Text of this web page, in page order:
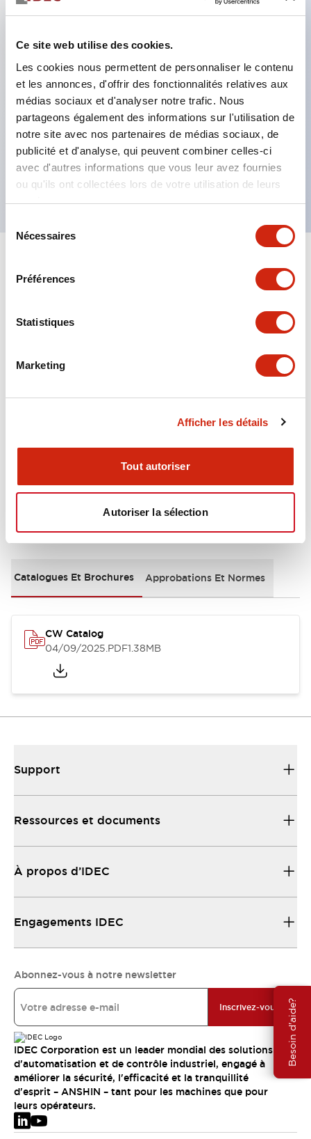
Ce site web utilise des cookies.
Les cookies nous permettent de personnaliser le contenu
et les annonces, d'offrir des fonctionnalités relatives aux
médias sociaux et d'analyser notre trafic. Nous
partageons également des informations sur l'utilisation de
notre site avec nos partenaires de médias sociaux, de
publicité et d'analyse, qui peuvent combiner celles-ci
avec d'autres informations que vous leur avez fournies
ou qu'ils ont collectées lors de votre utilisation de leurs
services.
Nécessaires
Préférences
Statistiques
Marketing
Afficher les détails
Tout autoriser
Autoriser la sélection
Besoin d'aide?
permettant une configuration à 4 contacts
contact à 11 étages), 59,9 mm (*bloc de contact à
22 étages). Conception peu encombrante
possible.
Structure de sécurité de 3e génération :
déclenchement à 2 actions, garde intégrée,
structure de protection des doigts IP20.
Tout développer+
Functional Specifications
Mounting and Installation Specifications
Documents et fichiers
Catalogues Et Brochures Approbations Et Normes
CW Catalog
04/09/2025.PDF1.38MB
Support
Ressources et documents
À propos d’IDEC
Engagements IDEC
Abonnez-vous à notre newsletter
Inscrivez-vous
IDEC Corporation est un leader mondial des solutions
d'automatisation et de contrôle industriel, engagé à
améliorer la sécurité, l'efficacité et la tranquillité
d'esprit – ANSHIN – tant pour les machines que pour
leurs opérateurs.